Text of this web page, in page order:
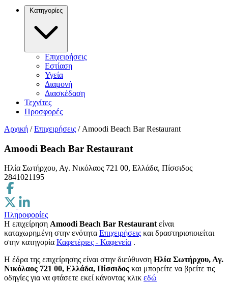
Κατηγορίες
Επιχειρήσεις
Εστίαση
Υγεία
Διαμονή
Διασκέδαση
Τεχνίτες
Προσφορές
Αρχική / Επιχειρήσεις / Amoodi Beach Bar Restaurant
Amoodi Beach Bar Restaurant
Ηλία Σωτήρχου, Αγ. Νικόλαος 721 00, Ελλάδα, Πίσσιδος
2841021195
Πληροφορίες
Η επιχείρηση Amoodi Beach Bar Restaurantείναι
καταχωρημένη στην ενότητα Επιχειρήσεις και δραστηριοποιείται
στην κατηγορία Καφετέριες - Καφενεία .
H έδρα της επιχείρησης είναι στην διεύθυνση Ηλία Σωτήρχου, Αγ.
Νικόλαος 721 00, Ελλάδα, Πίσσιδος και μπορείτε να βρείτε τις
οδηγίες για να φτάσετε εκεί κάνοντας κλικ εδώ